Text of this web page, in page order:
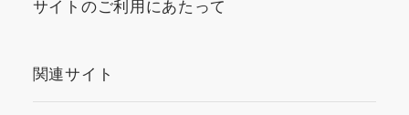
サイトのご利用にあたって
関連サイト